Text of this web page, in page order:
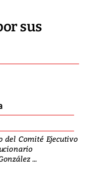
sus
del Comité Ejecutivo
...